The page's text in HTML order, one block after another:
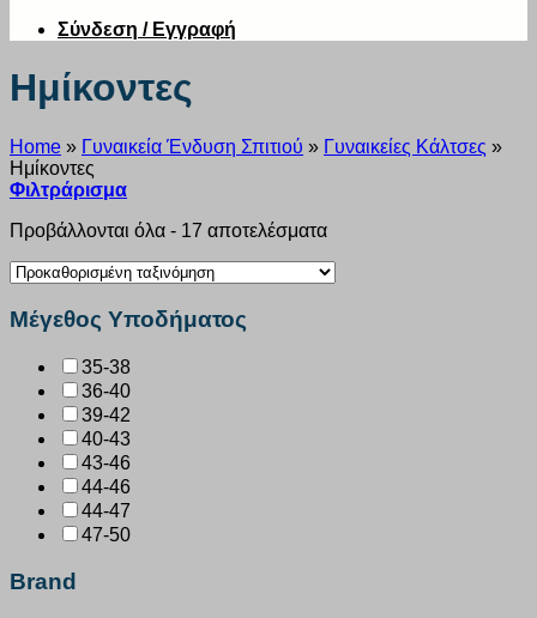
Σύνδεση / Εγγραφή
Ημίκοντες
Home » Γυναικεία Ένδυση Σπιτιού » Γυναικείες Κάλτσες »
Ημίκοντες
Φιλτράρισμα
Προβάλλονται όλα - 17 αποτελέσματα
Μέγεθος Υποδήματος
35-38
36-40
39-42
40-43
43-46
44-46
44-47
47-50
Brand